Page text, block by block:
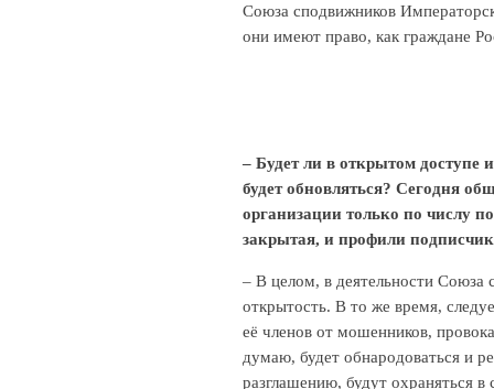
Союза сподвижников
они имеют право, как граждане
– Будет ли в открытом доступе
будет обновляться? Сегодня
организации только по числу
закрытая, и профили
– В целом, в деятельности Союза
открытость. В то же время,
её членов от мошенников,
думаю, будет обнародоваться и
разглашению, будут охраняться